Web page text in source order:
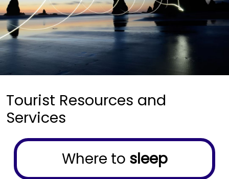
Tourist Resources and
Services
Menu buscador
Where to sleep